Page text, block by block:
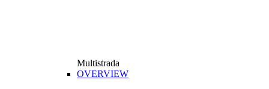
Multistrada
OVERVIEW